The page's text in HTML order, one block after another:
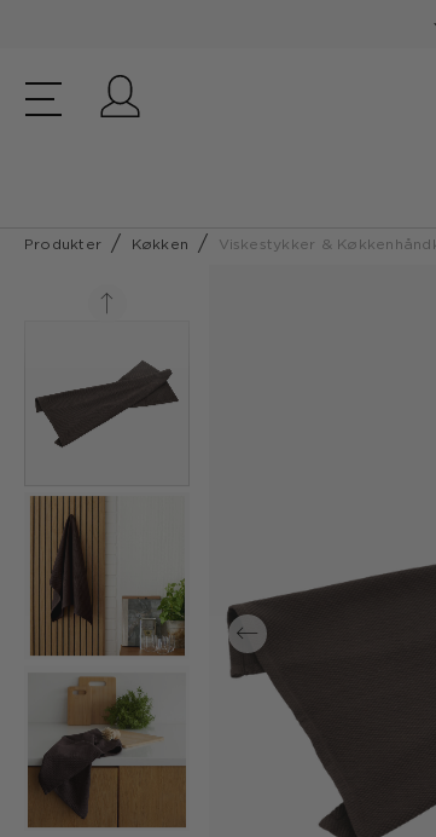
Produkter Køkken Viskestykker &